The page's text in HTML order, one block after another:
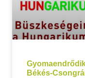
Békés-